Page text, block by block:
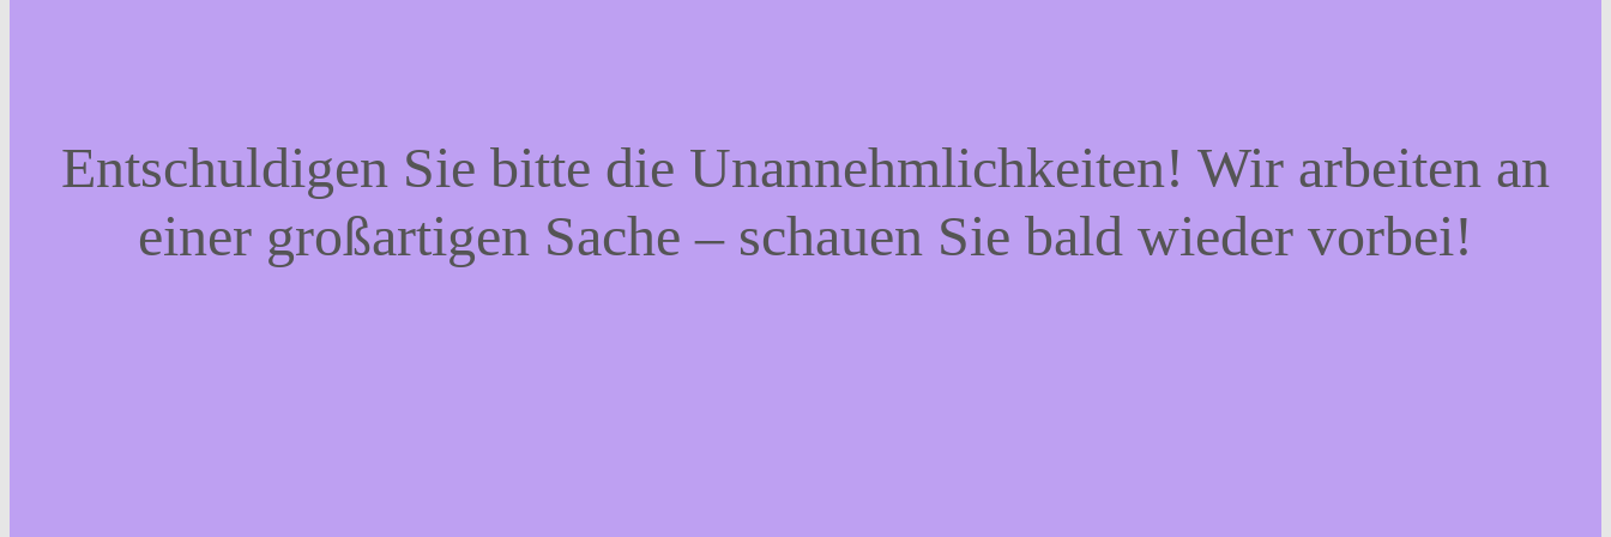
Entschuldigen Sie bitte die Unannehmlichkeiten! Wir arbeiten an
einer großartigen Sache – schauen Sie bald wieder vorbei!